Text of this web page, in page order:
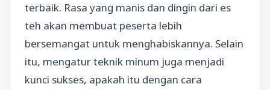
terbaik. Rasa yang manis dan dingin dari es
teh akan membuat peserta lebih
bersemangat untuk menghabiskannya. Selain
itu, mengatur teknik minum juga menjadi
kunci sukses, apakah itu dengan cara